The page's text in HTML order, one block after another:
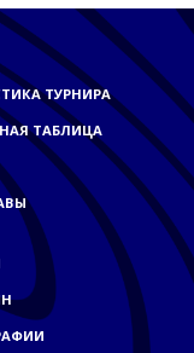
ТУРНИРА
ТАБЛИЦА